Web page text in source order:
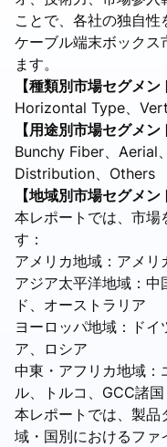
ことで、各社の独自
ケーブル端末ボックス
ます。
【種類別市場セグメン
Horizontal Type、
【用途別市場セグメン
Bunchy Fiber、Aerial
Distribution、Others
【地域別市場セグメン
本レポートでは、市場
す：
アメリカ地域：アメ
アジア太平洋地域：
ド、オーストラリア
ヨーロッパ地域：ドイ
ア、ロシア
中東・アフリカ地域：
ル、トルコ、GCC諸国
本レポートでは、製品
域・国別におけるファ